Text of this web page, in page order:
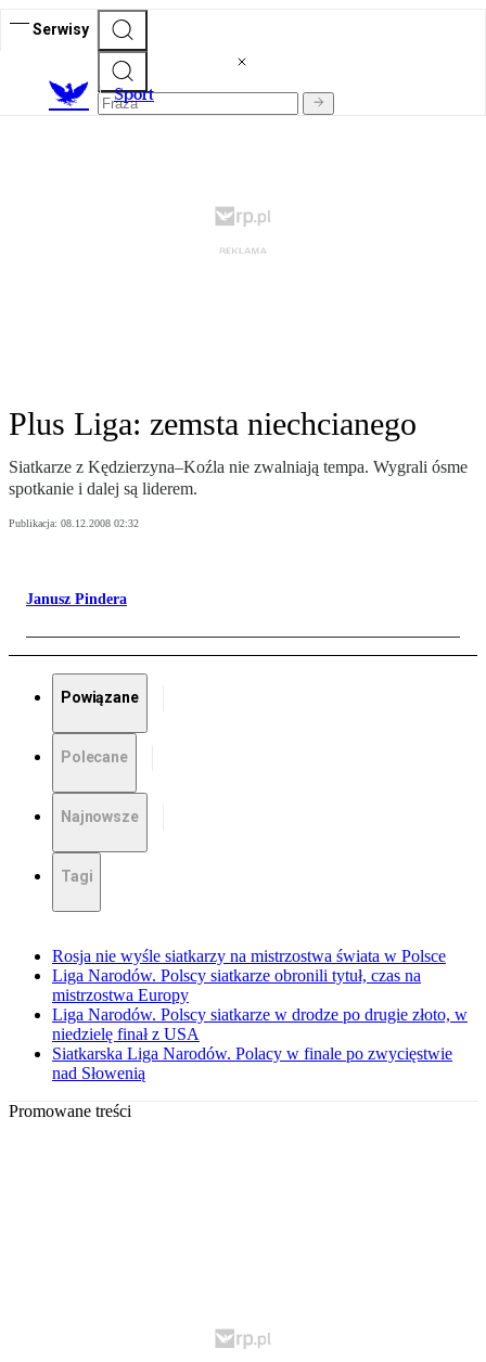
Serwisy
Sport
Plus Liga: zemsta niechcianego
Siatkarze z Kędzierzyna–Koźla nie zwalniają tempa. Wygrali ósme
spotkanie i dalej są liderem.
Publikacja: 08.12.2008 02:32
Janusz Pindera
Powiązane
Polecane
Najnowsze
Tagi
Rosja nie wyśle siatkarzy na mistrzostwa świata w Polsce
Liga Narodów. Polscy siatkarze obronili tytuł, czas na
mistrzostwa Europy
Liga Narodów. Polscy siatkarze w drodze po drugie złoto, w
niedzielę finał z USA
Siatkarska Liga Narodów. Polacy w finale po zwycięstwie
nad Słowenią
Promowane treści